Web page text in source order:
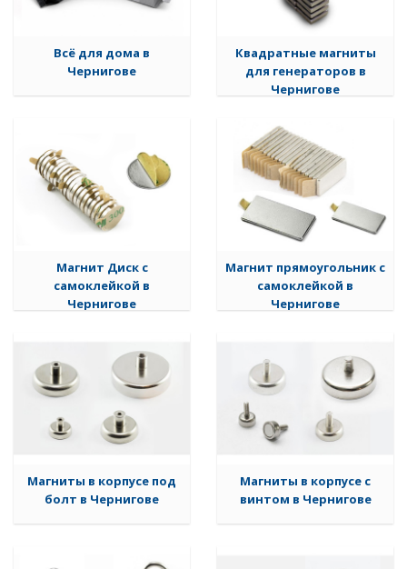
Всё для дома в
Чернигове
Квадратные магниты
для генераторов в
Чернигове
Магнит Диск с
самоклейкой в
Чернигове
Магнит прямоугольник с
самоклейкой в
Чернигове
Магниты в корпусе под
болт в Чернигове
Магниты в корпусе с
винтом в Чернигове